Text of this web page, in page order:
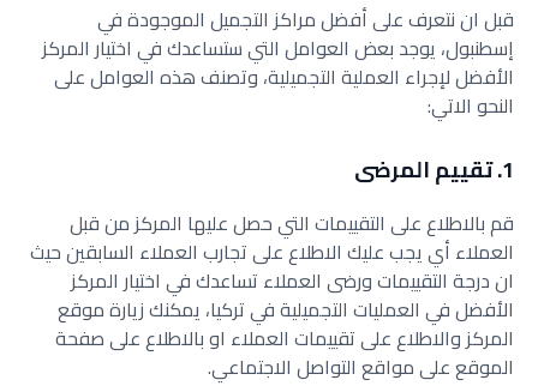
قبل ان نتعرف على أفضل مراكز التجميل الموجودة في
إسطنبول، يوجد بعض العوامل التي ستساعدك في اختيار المركز
الأفضل لإجراء العملية التجميلية، وتصنف هذه العوامل على
النحو الاتي:
1. تقييم المرضى
قم بالاطلاع على التقييمات التي حصل عليها المركز من قبل
العملاء أي يجب عليك الاطلاع على تجارب العملاء السابقين حيث
ان درجة التقييمات ورضى العملاء تساعدك في اختيار المركز
الأفضل في العمليات التجميلية في تركيا، يمكنك زيارة موقع
المركز والاطلاع على تقييمات العملاء او بالاطلاع على صفحة
الموقع على مواقع التواصل الاجتماعي.